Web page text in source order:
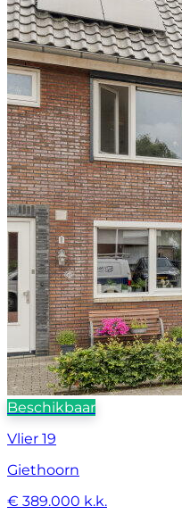
Beschikbaar
Vlier 19
Giethoorn
€ 389.000 k.k.